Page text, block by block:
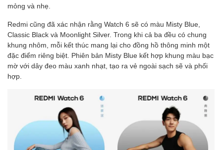
mỏng và nhẹ.
Redmi cũng đã xác nhận rằng Watch 6 sẽ có màu Misty Blue,
Classic Black và Moonlight Silver. Trong khi cả ba đều có chung
khung nhôm, mỗi kết thúc mang lại cho đồng hồ thông minh một
đặc điểm riêng biệt. Phiên bản Misty Blue kết hợp khung màu bạc
mờ với dây đeo màu xanh nhạt, tạo ra vẻ ngoài sạch sẽ và phối
hợp.